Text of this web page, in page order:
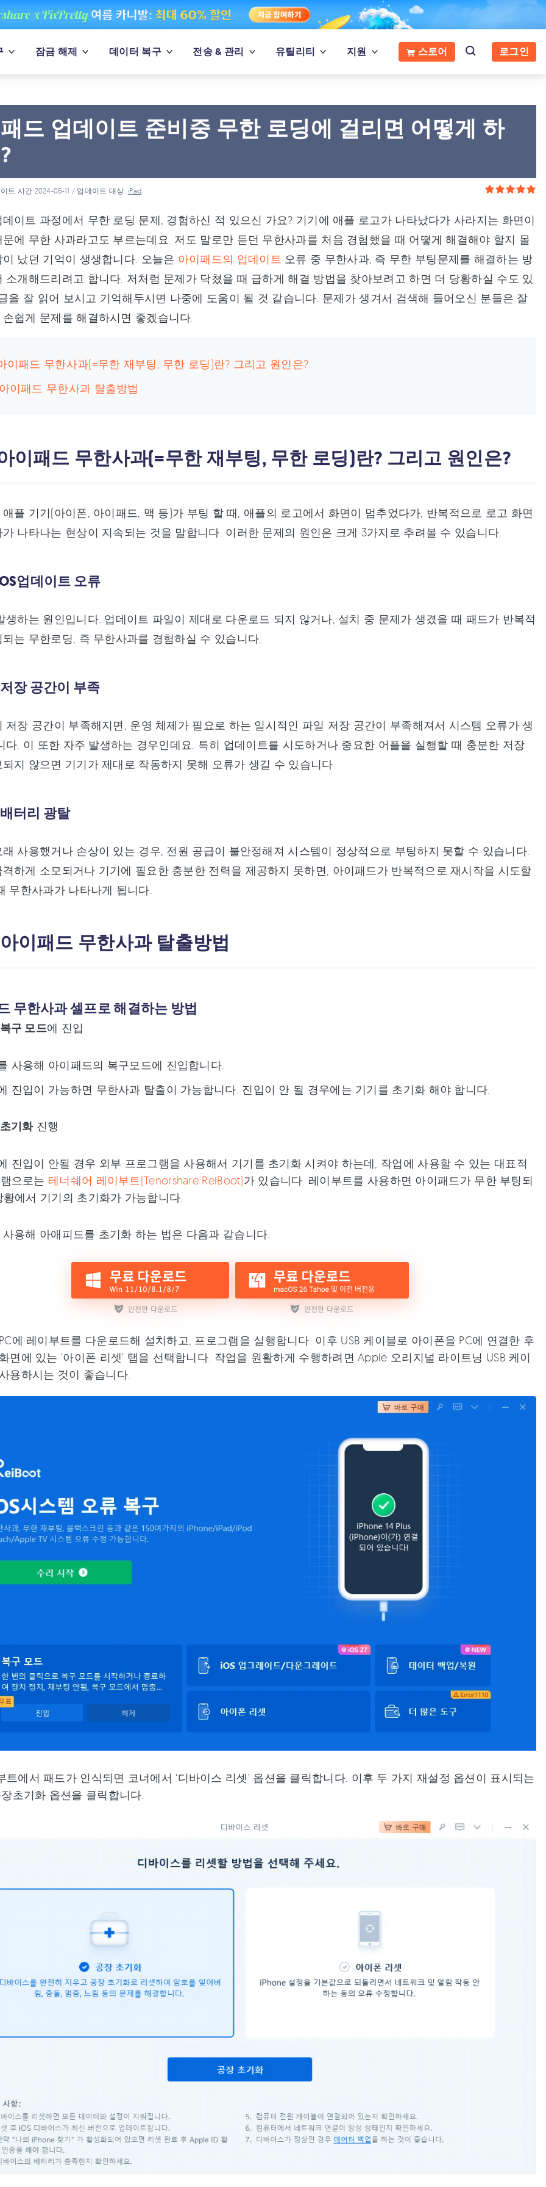
잠금 해제 데이터 복구 전송 & 관리 유틸리티 지원 스토어 로그인
드 업데이트 준비중 무한 로딩에 걸리면 어떻게 하
트 시간 2024-06-11 / 업데이트 대상iPad
이트 과정에서 무한 로딩 문제, 경험하신 적 있으신 가요? 기기에 애플 로고가 나타났다가 사라지는 화면이
에 무한 사과라고도 부르는데요. 저도 말로만 듣던 무한사과를 처음 경험했을 때 어떻게 해결해야 할지 몰
났던 기억이 생생합니다. 오늘은 아이패드의 업데이트 오류 중 무한사과, 즉 무한 부팅문제를 해결하는 방
소개해드리려고 합니다. 저처럼 문제가 닥쳤을 때 급하게 해결 방법을 찾아보려고 하면 더 당황하실 수도 있
을 잘 읽어 보시고 기억해두시면 나중에 도움이 될 것 같습니다. 문제가 생겨서 검색해 들어오신 분들은 잘
쉽게 문제를 해결하시면 좋겠습니다.
이패드 무한사과(=무한 재부팅, 무한 로딩)란? 그리고 원인은?
이패드 무한사과 탈출방법
이패드 무한사과(=무한 재부팅, 무한 로딩)란? 그리고 원인은?
플 기기(아이폰, 아이패드, 맥 등)가 부팅 할 때, 애플의 로고에서 화면이 멈추었다가, 반복적으로 로고 화면
나타나는 현상이 지속되는 것을 말합니다. 이러한 문제의 원인은 크게 3가지로 추려볼 수 있습니다.
업데이트 오류
생하는 원인입니다. 업데이트 파일이 제대로 다운로드 되지 않거나, 설치 중 문제가 생겼을 때 패드가 반복적
는 무한로딩, 즉 무한사과를 경험하실 수 있습니다.
장 공간이 부족
저장 공간이 부족해지면, 운영 체제가 필요로 하는 일시적인 파일 저장 공간이 부족해져서 시스템 오류가 생
다. 이 또한 자주 발생하는 경우인데요. 특히 업데이트를 시도하거나 중요한 어플을 실행할 때 충분한 저장
지 않으면 기기가 제대로 작동하지 못해 오류가 생길 수 있습니다.
터리 광탈
사용했거나 손상이 있는 경우, 전원 공급이 불안정해져 시스템이 정상적으로 부팅하지 못할 수 있습니다.
하게 소모되거나 기기에 필요한 충분한 전력을 제공하지 못하면, 아이패드가 반복적으로 재시작을 시도할
무한사과가 나타나게 됩니다.
이패드 무한사과 탈출방법
무한사과 셀프로 해결하는 방법
구 모드에 진입
사용해 아이패드의 복구모드에 진입합니다.
진입이 가능하면 무한사과 탈출이 가능합니다. 진입이 안 될 경우에는 기기를 초기화 해야 합니다.
기화진행
진입이 안될 경우 외부 프로그램을 사용해서 기기를 초기화 시켜야 하는데, 작업에 사용할 수 있는 대표적
으로는 테너쉐어 레이부트(Tenorshare ReiBoot)가 있습니다. 레이부트를 사용하면 아이패드가 무한 부팅되
에서 기기의 초기화가 가능합니다.
용해 아애피드를 초기화 하는 법은 다음과 같습니다.
에 레이부트를 다운로드해 설치하고, 프로그램을 실행합니다. 이후 USB 케이블로 아이폰을 PC에 연결한 후
면에 있는 ‘아이폰 리셋’ 탭을 선택합니다. 작업을 원활하게 수행하려면 Apple 오리지널 라이트닝 USB 케이
용하시는 것이 좋습니다.
트에서 패드가 인식되면 코너에서 ‘디바이스 리셋’ 옵션을 클릭합니다. 이후 두 가지 재설정 옵션이 표시되는
초기화 옵션을 클릭합니다.